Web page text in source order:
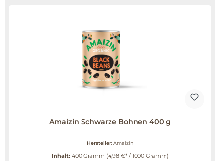
Amaizin Schwarze Bohnen 400 g
Hersteller: Amaizin
Inhalt: 400 Gramm (4,98 €* / 1000 Gramm)